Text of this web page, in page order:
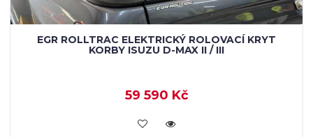
EGR ROLLTRAC ELEKTRICKÝ ROLOVACÍ KRYT
KORBY ISUZU D-MAX II / III
59 590 Kč
KOUPIT